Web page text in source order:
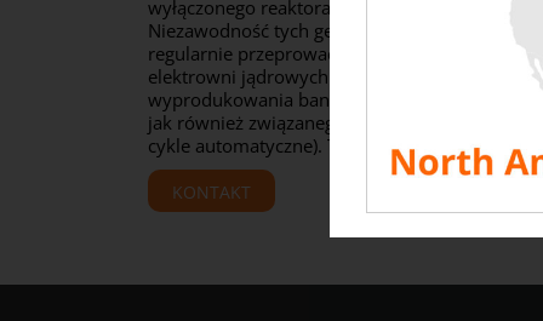
wyłączonego reaktora.
Niezawodność tych generatorów ma kluczowe
regularnie przeprowadzane są testy
elektrowni jądrowych zwracają się do
wyprodukowania banków obciążeń zdolnych
jak również związanego z nimi systemu
cykle automatyczne). Te banki obciążenia są
KONTAKT